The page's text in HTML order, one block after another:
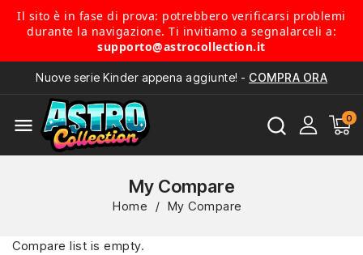
Il sito è in fase di prova: potrebbero verificarsi problemi
durante la navigazione. Ti invitiamo a segnalarceli a:
supporto@astrocollection.it
Nuove serie Kinder appena aggiunte! - COMPRA ORA
menu
My Compare
Home My Compare
Compare list is empty.